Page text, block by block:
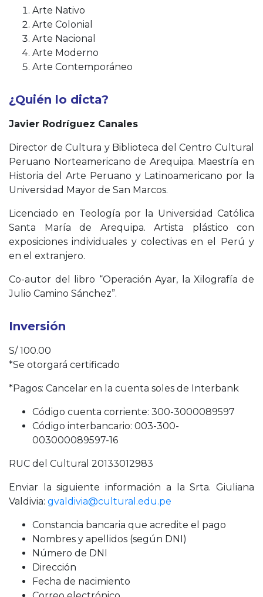
Arte Nativo
Arte Colonial
Arte Nacional
Arte Moderno
Arte Contemporáneo
¿Quién lo dicta?
Javier Rodríguez Canales
Director de Cultura y Biblioteca del Centro Cultural
Peruano Norteamericano de Arequipa. Maestría en
Historia del Arte Peruano y Latinoamericano por la
Universidad Mayor de San Marcos.
Licenciado en Teología por la Universidad Católica
Santa María de Arequipa. Artista plástico con
exposiciones individuales y colectivas en el Perú y
en el extranjero.
Co-autor del libro “Operación Ayar, la Xilografía de
Julio Camino Sánchez”.
Inversión
S/ 100.00
*Se otorgará certificado
*Pagos: Cancelar en la cuenta soles de Interbank
Código cuenta corriente: 300-3000089597
Código interbancario: 003-300-
003000089597-16
RUC del Cultural 20133012983
Enviar la siguiente información a la Srta. Giuliana
Valdivia: gvaldivia@cultural.edu.pe
Constancia bancaria que acredite el pago
Nombres y apellidos (según DNI)
Número de DNI
Dirección
Fecha de nacimiento